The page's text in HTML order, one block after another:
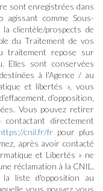
sont enregistrées dans
comme Sous-
clientèle/prospects de
du Traitement de vos
traitement repose sur
Elles sont conservées
à l'Agence / au
et libertés », vous
d’opposition,
Vous pouvez retirer
directement
cnil.fr/frpour plus
après avoir contacté
et Libertés » ne
réclamation à la CNIL.
la liste d'opposition au
vous pouvez vous